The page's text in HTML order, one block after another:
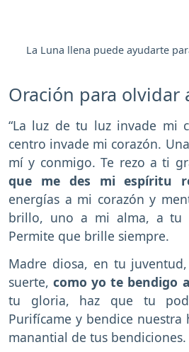
La Luna llena puede ayudarte
Oración para olvidar
“La luz de tu luz invade mi
centro invade mi corazón.
mí y conmigo. Te rezo a ti
que me des mi espíritu
energías a mi corazón y
brillo, uno a mi alma, a tu
Permite que brille siempre.
Madre diosa, en tu
suerte,como yo te bendigo
tu gloria, haz que tu
Purifícame y bendice nuestra
manantial de tus bendiciones.